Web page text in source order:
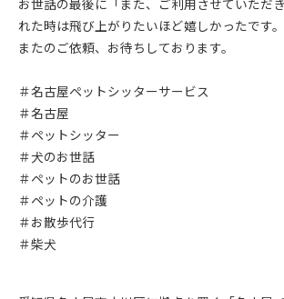
お世話の最後に「また、ご利用させていただ
れた時は飛び上がりたいほど嬉しかったです。
またのご依頼、お待ちしております。
＃名古屋ペットシッターサービス
＃名古屋
＃ペットシッター
＃犬のお世話
＃ペットのお世話
＃ペットの介護
＃お散歩代行
＃柴犬